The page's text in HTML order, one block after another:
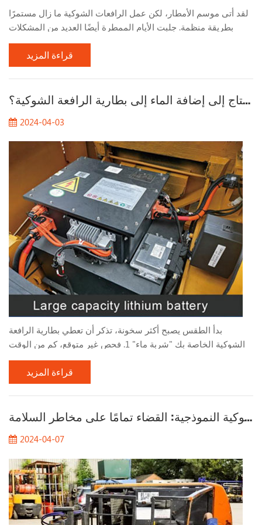
لقد أتى موسم الأمطار، لكن عمل الرافعات الشوكية ما زال مستمرًا
بطريقة منظمة. جلبت الأيام الممطرة أيضًا العديد من المشكلات
لعمل الرافعات الشوكية. دعونا نتحدث عن المشكلات التي يجب
راقب حالة الطريق عند العمل في الأيام الممطرة، يجب الانتباه إلى
حالة سطح الطريق، خاصة في الأماكن ذات الطين الكثيف بشكل
خاص. بعد هطول أمطار غزيرة، يصبح الطين رط...
قراءة المزيد
لماذا تحتاج إلى إضافة الماء إلى بطارية الرافعة الشوكية؟
2024-04-03
بدأ الطقس يصبح أكثر سخونة، تذكر أن تعطي بطارية الرافعة
الشوكية الخاصة بك "شربة ماء" 1. فحص غير متوقع، كم من الوقت
مضى منذ أن قمت بملء بطارية الرافعة الشوكية بالماء؟ قم بإلقاء
نظرة سريعة على مستوى بطارية الرافعة الشوكية الخاصة بك ! يعتمد
تكرار إضافة الماء إلى بطارية الرافعة الشوكية بشكل أساسي على
تكرار استخدام البطارية وبيئة التخزين ودرجة الحرارة المحيطة
قراءة المزيد
تحليل حالات حوادث الرافعات الشوكية النموذجية: القضاء تمامًا على مخاطر السلامة
2024-04-07